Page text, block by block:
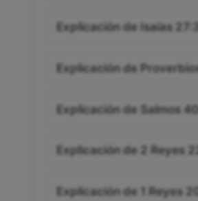
Explicación de Isaías 27:3
Explicación de
Explicación de Salmos
Explicación de 2 Reyes
Explicación de 1 Reyes